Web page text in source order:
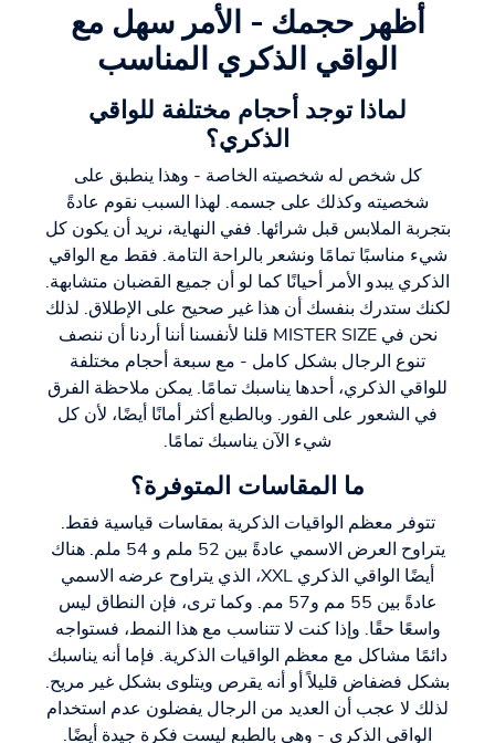
أظهر حجمك - الأمر سهل مع
الواقي الذكري المناسب
لماذا توجد أحجام مختلفة للواقي
الذكري؟
كل شخص له شخصيته الخاصة - وهذا ينطبق على
شخصيته وكذلك على جسمه. لهذا السبب نقوم عادةً
بتجربة الملابس قبل شرائها. ففي النهاية، نريد أن يكون كل
شيء مناسبًا تمامًا ونشعر بالراحة التامة. فقط مع الواقي
الذكري يبدو الأمر أحيانًا كما لو أن جميع القضبان متشابهة.
لكنك ستدرك بنفسك أن هذا غير صحيح على الإطلاق. لذلك
نحن في MISTER SIZE قلنا لأنفسنا أننا أردنا أن ننصف
تنوع الرجال بشكل كامل - مع سبعة أحجام مختلفة
للواقي الذكري، أحدها يناسبك تمامًا. يمكن ملاحظة الفرق
في الشعور على الفور. وبالطبع أكثر أمانًا أيضًا، لأن كل
شيء الآن يناسبك تمامًا.
ما المقاسات المتوفرة؟
تتوفر معظم الواقيات الذكرية بمقاسات قياسية فقط.
يتراوح العرض الاسمي عادةً بين 52 ملم و 54 ملم. هناك
أيضًا الواقي الذكري XXL، الذي يتراوح عرضه الاسمي
عادةً بين 55 مم و57 مم. وكما ترى، فإن النطاق ليس
واسعًا حقًا. وإذا كنت لا تتناسب مع هذا النمط، فستواجه
دائمًا مشاكل مع معظم الواقيات الذكرية. فإما أنه يناسبك
بشكل فضفاض قليلاً أو أنه يقرص ويتلوى بشكل غير مريح.
لذلك لا عجب أن العديد من الرجال يفضلون عدم استخدام
الواقي الذكري - وهي بالطبع ليست فكرة جيدة أيضًا.